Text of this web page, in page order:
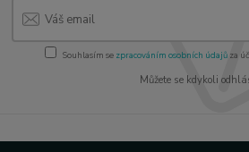
Souhlasím se zpracováním osobních údajůza
Můžete se kdykoli